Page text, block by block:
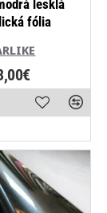
lesklá
fólia